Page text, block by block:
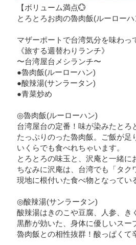
【ボリューム満点💮
とろとろお肉の魯肉飯(ルーロー
マザーポートで台湾気分を味わっ
《旅する週替わりランチ》
〜台湾屋台メシランチ〜
●魯肉飯(ルーローハン)
●酸辣湯(サンラータン)
●青菜炒め
◎魯肉飯(ルーローハン)
台湾屋台の定番！味が染みたとろ
たっぷりのった魯肉飯。ご飯が足
いくらでも食べれちゃいます。
とろとろの味玉と、沢庵と一緒に
ちなみに沢庵は、台湾でも「タク
現地に根付いた食べ物となってい
◎酸辣湯(サンラータン)
酸辣湯はきのこや豆腐、人参、き
黒酢が効いた、身体に優しいスー
魯肉飯との相性抜群！酸っぱくて